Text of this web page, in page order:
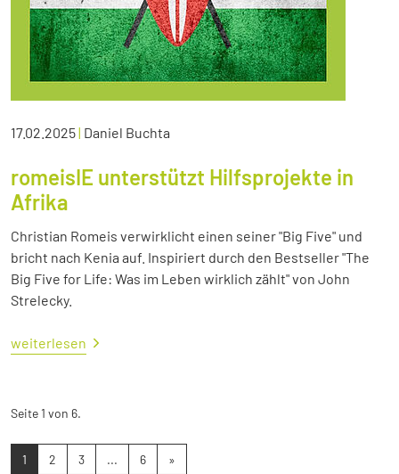
17.02.2025| Daniel Buchta
romeisIE unterstützt Hilfsprojekte in
Afrika
Christian Romeis verwirklicht einen seiner "Big Five" und
bricht nach Kenia auf. Inspiriert durch den Bestseller "The
Big Five for Life: Was im Leben wirklich zählt" von John
Strelecky.
weiterlesen
Seite 1 von 6.
1 2 3 ... 6 »